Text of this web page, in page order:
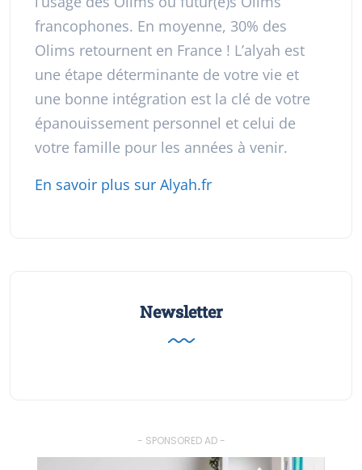
francophones. En moyenne, 30% des
Olims retournent en France ! L’alyah est
une étape déterminante de votre vie et
une bonne intégration est la clé de votre
épanouissement personnel et celui de
votre famille pour les années à venir.
En savoir plus sur Alyah.fr
Newsletter
- SPONSORED AD -